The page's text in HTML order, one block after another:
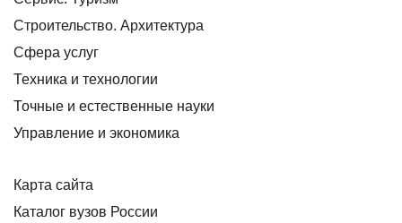
Строительство. Архитектура
Сфера услуг
Техника и технологии
Точные и естественные науки
Управление и экономика
Карта сайта
Каталог вузов России